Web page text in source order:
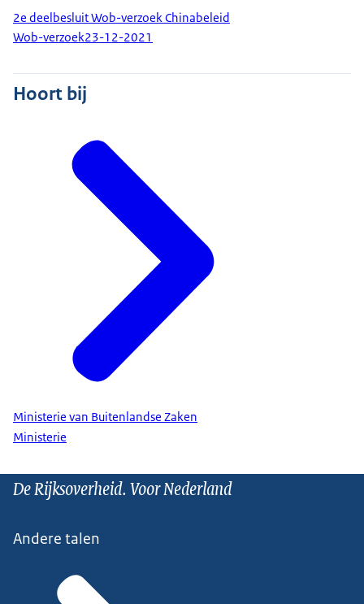
2e deelbesluit Wob-verzoek Chinabeleid
Wob-verzoek23-12-2021
Hoort bij
Ministerie van Buitenlandse Zaken
Ministerie
De Rijksoverheid. Voor Nederland
Andere talen